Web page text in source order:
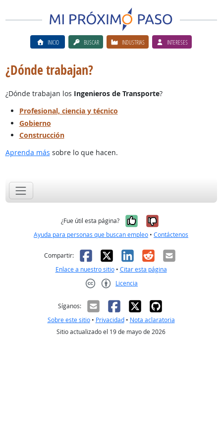
INICIO BUSCAR INDUSTRIAS INTERESES
¿Dónde trabajan?
¿Dónde trabajan los Ingenieros de Transporte?
Profesional, ciencia y técnico
Gobierno
Construcción
Aprenda más sobre lo que hacen.
¿Fue útil esta página? Sí, fue útil
No, no fue
Ayuda para personas que buscan empleo • Contáctenos
Compartir: Facebook
X LinkedIn
RedditCorreo
Enlace a nuestro sitio• Citar esta página
Licencia
Síganos:
Sobre este sitio• Privacidad• Nota aclaratoria
Sitio actualizado el 19 de mayo de 2026